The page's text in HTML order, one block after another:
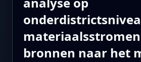
bronnen naar het